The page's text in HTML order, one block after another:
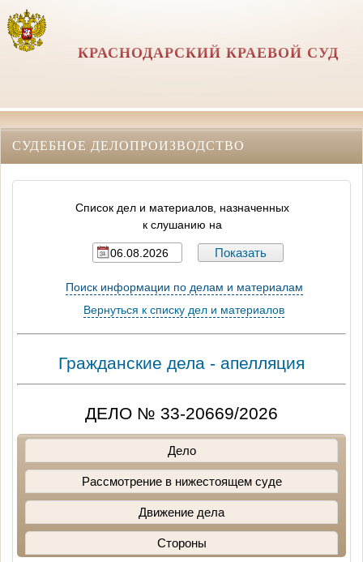
КРАСНОДАРСКИЙ КРАЕВОЙ СУД
СУДЕБНОЕ ДЕЛОПРОИЗВОДСТВО
Список дел и материалов, назначенных
к слушанию на
Поиск информации по делам и материалам
Вернуться к списку дел и материалов
Гражданские дела - апелляция
ДЕЛО № 33-20669/2026
Дело
Рассмотрение в нижестоящем суде
Движение дела
Стороны